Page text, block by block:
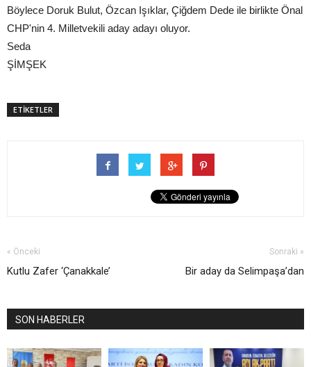
Böylece Doruk Bulut, Özcan Işıklar, Çiğdem Dede ile birlikte Önal
CHP'nin 4. Milletvekili aday adayı oluyor.
Seda
ŞİMŞEK
ETİKETLER
« Önceki
Kutlu Zafer ‘Çanakkale’
Sonraki »
Bir aday da Selimpaşa’dan
SON HABERLER